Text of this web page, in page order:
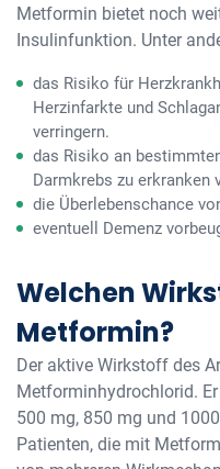
Metformin bietet noch
Insulinfunktion. Unter
das Risiko für
Herzinfarkte und
verringern.
das Risiko an
Darmkrebs zu erkranken
die Überlebenschance
eventuell Demenz
Welchen
Metformin?
Der aktive Wirkstoff des
Metforminhydrochlorid.
500 mg, 850 mg und
Patienten, die mit